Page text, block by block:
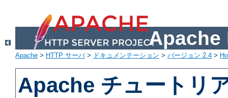
Apache
Apache > HTTP サーバ> ドキュメンテーション > バージョン 2.4 >
Apache チュートリ